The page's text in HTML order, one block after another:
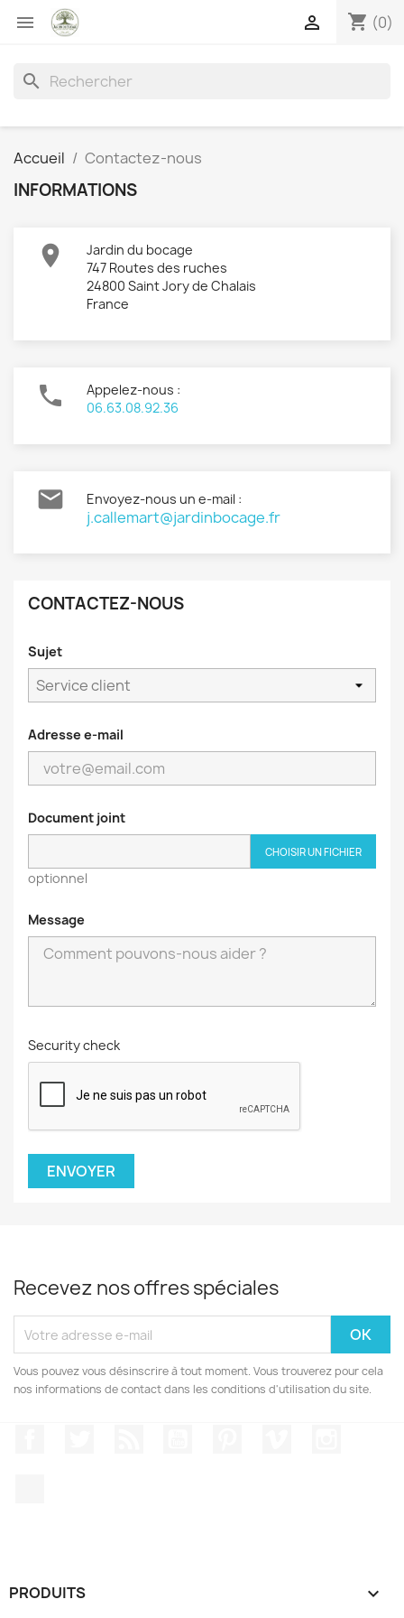
 shopping_cart (0)

search
Accueil Contactez-nous
INFORMATIONS

Jardin du bocage
747 Routes des ruches
24800 Saint Jory de Chalais
France

Appelez-nous :
06.63.08.92.36
 Envoyez-nous un e-mail :
j.callemart@jardinbocage.fr
CONTACTEZ-NOUS
Sujet
Adresse e-mail
Document joint
CHOISIR UN FICHIER
optionnel
Message
Security check
Recevez nos offres spéciales
Vous pouvez vous désinscrire à tout moment. Vous trouverez pour cela
nos informations de contact dans les conditions d'utilisation du site.
PRODUITS 